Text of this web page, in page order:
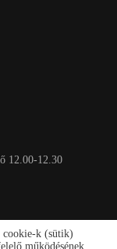
12.00-12.30
cookie-k (sütik)
működésének